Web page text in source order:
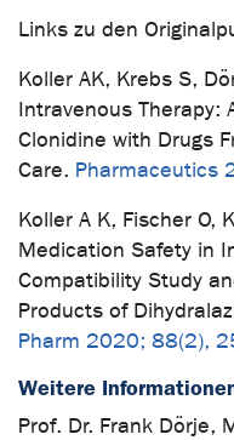
Links zu den
Koller AK, Krebs S,
Intravenous Therapy:
Clonidine with Drugs
Care. Pharmaceutics
Koller A K, Fischer O,
Medication Safety in
Compatibility Study
Products of
Pharm 2020; 88(2),
Weitere
Prof. Dr. Frank Dörje,